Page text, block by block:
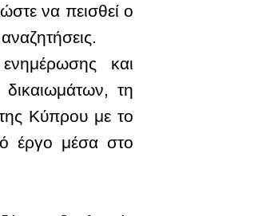
να πεισθεί ο
και
τη
Κύπρου με το
έργο μέσα στο